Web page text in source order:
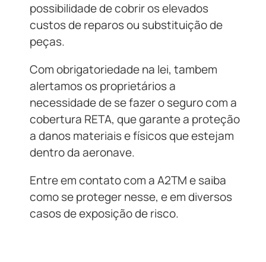
possibilidade de cobrir os elevados
custos de reparos ou substituição de
peças.
Com obrigatoriedade na lei, tambem
alertamos os proprietários a
necessidade de se fazer o seguro com a
cobertura RETA, que garante a proteção
a danos materiais e físicos que estejam
dentro da aeronave.
Entre em contato com a A2TM e saiba
como se proteger nesse, e em diversos
casos de exposição de risco.